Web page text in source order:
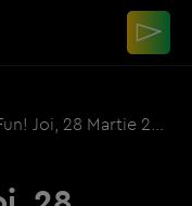
Joi, 28 Martie 2024